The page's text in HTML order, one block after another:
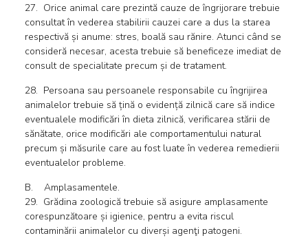
27. Orice animal care prezintă cauze de îngrijorare trebuie
consultat în vederea stabilirii cauzei care a dus la starea
respectivă și anume: stres, boală sau rănire. Atunci când se
consideră necesar, acesta trebuie să beneficeze imediat de
consult de specialitate precum și de tratament.
28. Persoana sau persoanele responsabile cu îngrijirea
animalelor trebuie să țină o evidență zilnică care să indice
eventualele modificări în dieta zilnică, verificarea stării de
sănătate, orice modificări ale comportamentului natural
precum și măsurile care au fost luate în vederea remedierii
eventualelor probleme.
B. Amplasamentele.
29. Grădina zoologică trebuie să asigure amplasamente
corespunzătoare și igienice, pentru a evita riscul
contaminării animalelor cu diverși agenţi patogeni.